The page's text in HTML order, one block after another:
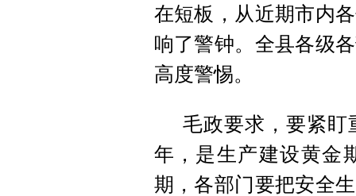
在短板，从近期市内
响了警钟。全县各级
高度警惕。
毛政要求，要紧盯
年，是生产建设黄金
期，各部门要把安全